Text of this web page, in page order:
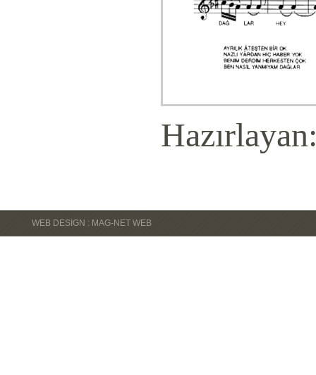
WEB DESIGN : MAG-NET WEB